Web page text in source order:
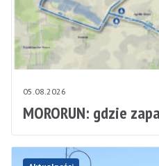
05.08.2026
MORORUN: gdzie